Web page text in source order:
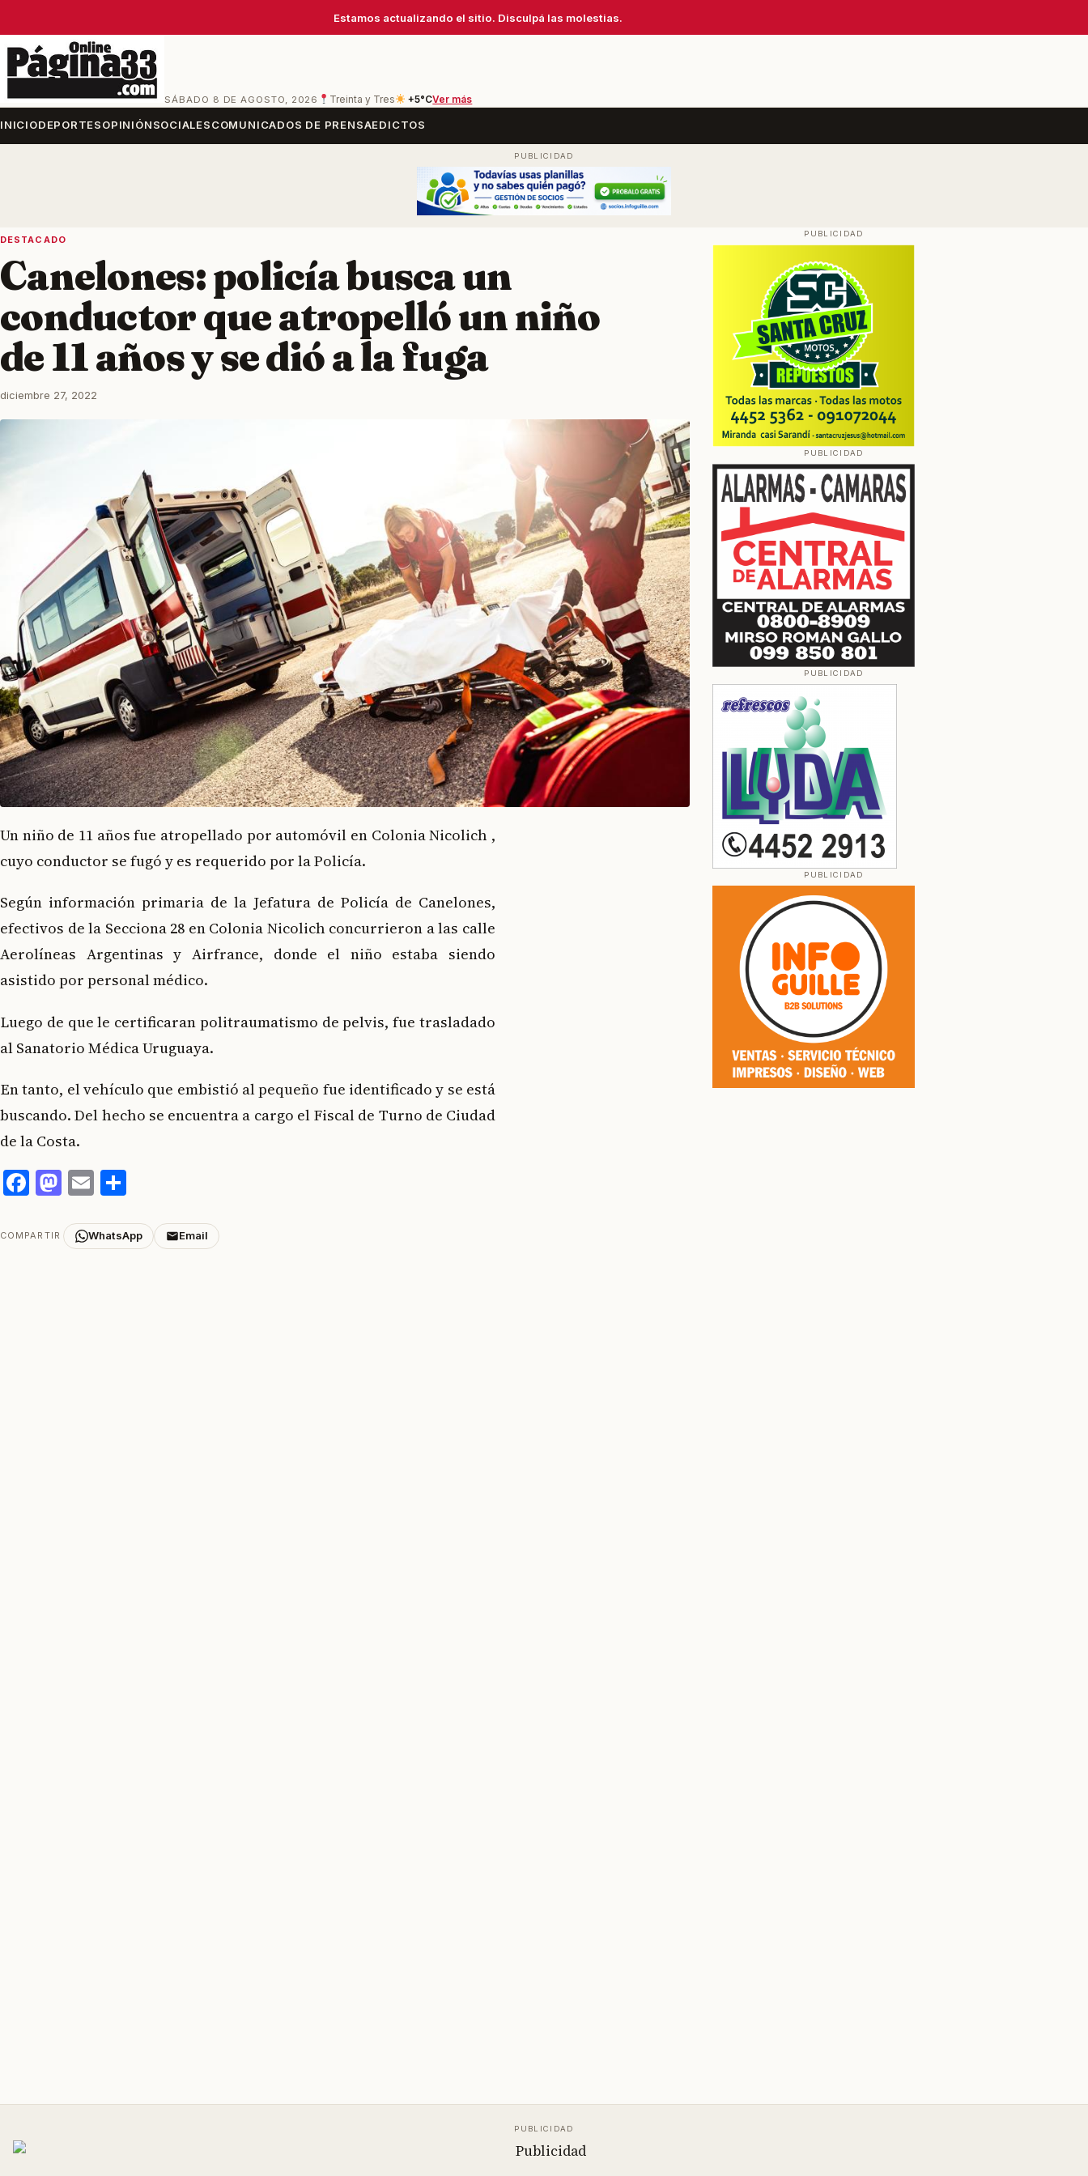
Estamos actualizando el sitio. Disculpá las molestias.
SÁBADO 8 DE AGOSTO, 2026 Treinta y Tres +5°CVer más
INICIODEPORTESOPINIÓNSOCIALESCOMUNICADOS DE PRENSAEDICTOS
DESTACADO
Canelones: policía busca un
conductor que atropelló un niño
de 11 años y se dió a la fuga
diciembre 27, 2022
Un niño de 11 años fue atropellado por automóvil en Colonia Nicolich ,
cuyo conductor se fugó y es requerido por la Policía.
Según información primaria de la Jefatura de Policía de Canelones,
efectivos de la Secciona 28 en Colonia Nicolich concurrieron a las calle
Aerolíneas Argentinas y Airfrance, donde el niño estaba siendo
asistido por personal médico.
Luego de que le certificaran politraumatismo de pelvis, fue trasladado
al Sanatorio Médica Uruguaya.
En tanto, el vehículo que embistió al pequeño fue identificado y se está
buscando. Del hecho se encuentra a cargo el Fiscal de Turno de Ciudad
de la Costa.
Facebook
Mastodon
Email
COMPARTIR WhatsApp Email